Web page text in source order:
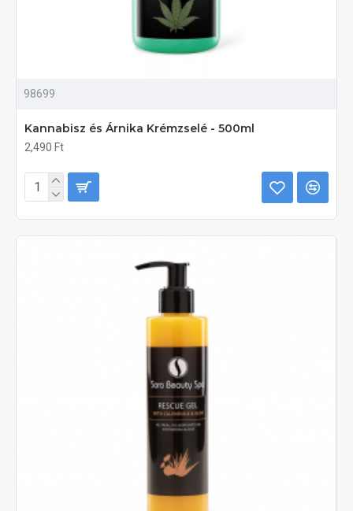
98699
Kannabisz és Árnika Krémzselé - 500ml
2,490 Ft